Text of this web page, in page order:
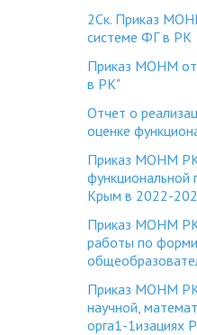
2Ск. Приказ
системе ФГ в РК
Приказ МОНМ от
в РК"
Отчет о
оценке
Приказ МОНМ РК
функциональной
Крым в 2022-
Приказ МОНМ РК
работы по
Приказ МОНМ РК
научной,
орга1-1изациях